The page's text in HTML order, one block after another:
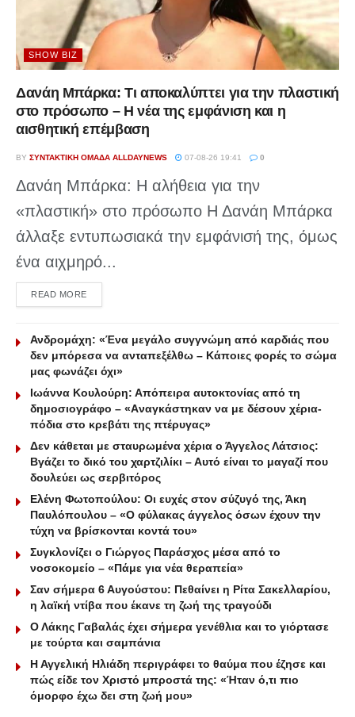
SHOW BIZ
Δανάη Μπάρκα: Τι αποκαλύπτει για την πλαστική
στο πρόσωπο – Η νέα της εμφάνιση και η
αισθητική επέμβαση
BY ΣΥΝΤΑΚΤΙΚΉ ΟΜΆΔΑ ALLDAYNEWS 07-08-26 19:41 0
Δανάη Μπάρκα: Η αλήθεια για την
«πλαστική» στο πρόσωπο Η Δανάη Μπάρκα
άλλαξε εντυπωσιακά την εμφάνισή της, όμως
ένα αιχμηρό...
READ MOREDETAILS
Ανδρομάχη: «Ένα μεγάλο συγγνώμη από καρδιάς που
δεν μπόρεσα να ανταπεξέλθω – Κάποιες φορές το σώμα
μας φωνάζει όχι»
Ιωάννα Κουλούρη: Απόπειρα αυτοκτονίας από τη
δημοσιογράφο – «Aναγκάστηκαν να με δέσουν χέρια-
πόδια στο κρεβάτι της πτέρυγας»
Δεν κάθεται με σταυρωμένα χέρια ο Άγγελος Λάτσιος:
Βγάζει το δικό του χαρτζιλίκι – Αυτό είναι το μαγαζί που
δουλεύει ως σερβιτόρος
Ελένη Φωτοπούλου: Οι ευχές στον σύζυγό της, Άκη
Παυλόπουλου – «Ο φύλακας άγγελος όσων έχουν την
τύχη να βρίσκονται κοντά του»
Συγκλονίζει ο Γιώργος Παράσχος μέσα από το
νοσοκομείο – «Πάμε για νέα θεραπεία»
Σαν σήμερα 6 Αυγούστου: Πεθαίνει η Ρίτα Σακελλαρίου,
η λαϊκή ντίβα που έκανε τη ζωή της τραγούδι
Ο Λάκης Γαβαλάς έχει σήμερα γενέθλια και το γιόρτασε
με τούρτα και σαμπάνια
Η Αγγελική Ηλιάδη περιγράφει το θαύμα που έζησε και
πώς είδε τον Χριστό μπροστά της: «Ήταν ό,τι πιο
όμορφο έχω δει στη ζωή μου»